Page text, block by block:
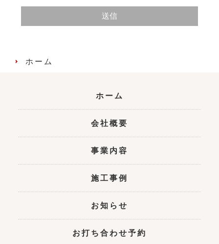
ホーム
ホーム
会社概要
事業内容
施工事例
お知らせ
お打ち合わせ予約